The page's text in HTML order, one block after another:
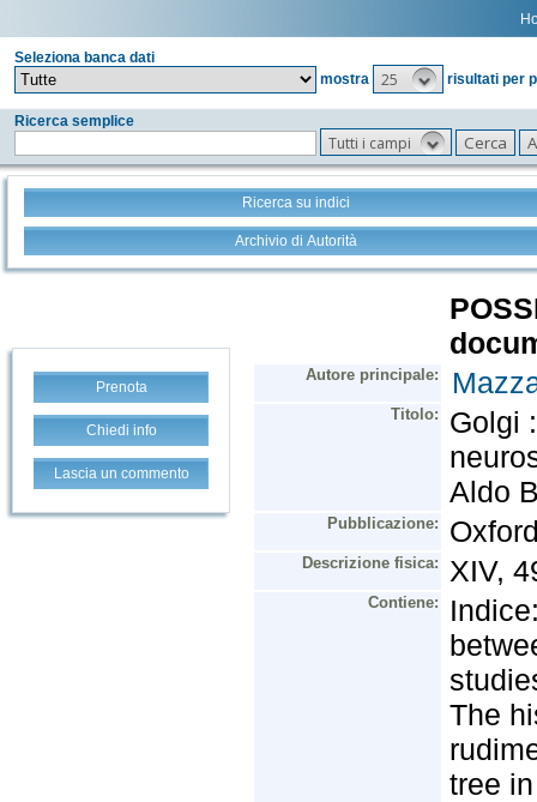
Seleziona banca dati
mostra
25 risultati per
Ricerca semplice
Tutti i campi
Ricerca su indici
Archivio di Autorità
Prenota
Chiedi info
Lascia un commento